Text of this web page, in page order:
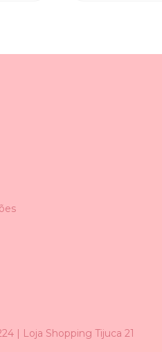
| Loja Shopping Tijuca 21